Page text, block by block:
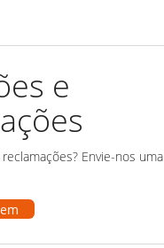
e
Envie-nos uma